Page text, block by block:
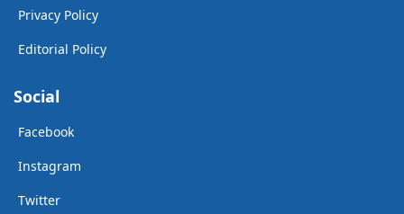
Privacy Policy
Editorial Policy
Social
Facebook
Instagram
Twitter